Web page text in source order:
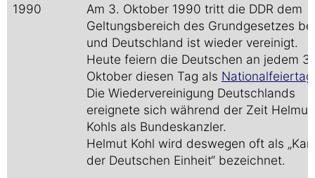
1990
Am 3. Oktober 1990 tritt die DDR dem
Geltungsbereich des Grundgesetzes bei
und Deutschland ist wieder vereinigt.
Heute feiern die Deutschen an jedem 3.
Oktober diesen Tag als Nationalfeiertag
Die Wiedervereinigung Deutschlands
ereignete sich während der Zeit Helmut
Kohls als Bundeskanzler.
Helmut Kohl wird deswegen oft als
der Deutschen Einheit“ bezeichnet.